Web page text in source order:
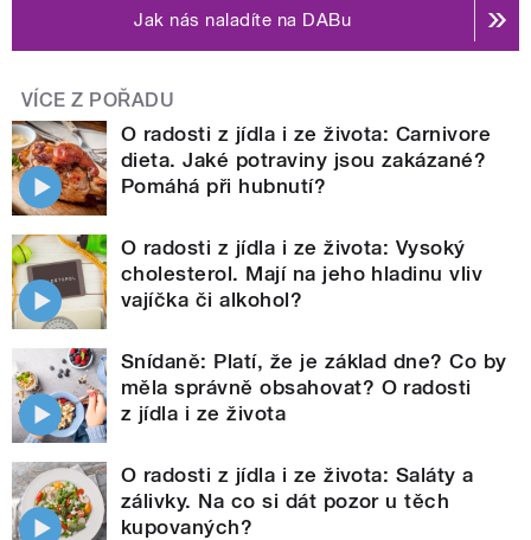
Jak nás naladíte na DABu
VÍCE Z POŘADU
O radosti z jídla i ze života: Carnivore
dieta. Jaké potraviny jsou zakázané?
Pomáhá při hubnutí?
O radosti z jídla i ze života: Vysoký
cholesterol. Mají na jeho hladinu vliv
vajíčka či alkohol?
Snídaně: Platí, že je základ dne? Co by
měla správně obsahovat? O radosti
z jídla i ze života
O radosti z jídla i ze života: Saláty a
zálivky. Na co si dát pozor u těch
kupovaných?